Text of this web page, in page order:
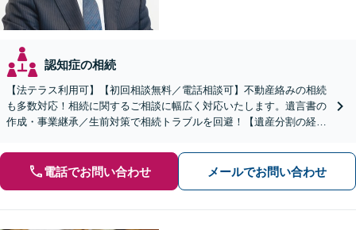
認知症の相続
【法テラス利用可】【初回相談無料／電話相談可】不動産絡みの相続
も多数対応！相続に関するご相談に幅広く対応いたします。遺言書の
作成・事業継承／生前対策で相続トラブルを回避！【遺産分割の経験
電話でお問い合わせ メールでお問い合わせ